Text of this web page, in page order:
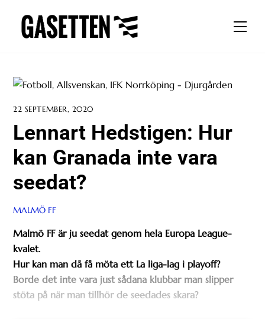
content
22 SEPTEMBER, 2020
Lennart Hedstigen: Hur
kan Granada inte vara
seedat?
MALMÖ FF
Malmö FF är ju seedat genom hela Europa League-
kvalet.
Hur kan man då få möta ett La liga-lag i playoff?
Borde det inte vara just sådana klubbar man slipper
stöta på när man tillhör de seedades skara?